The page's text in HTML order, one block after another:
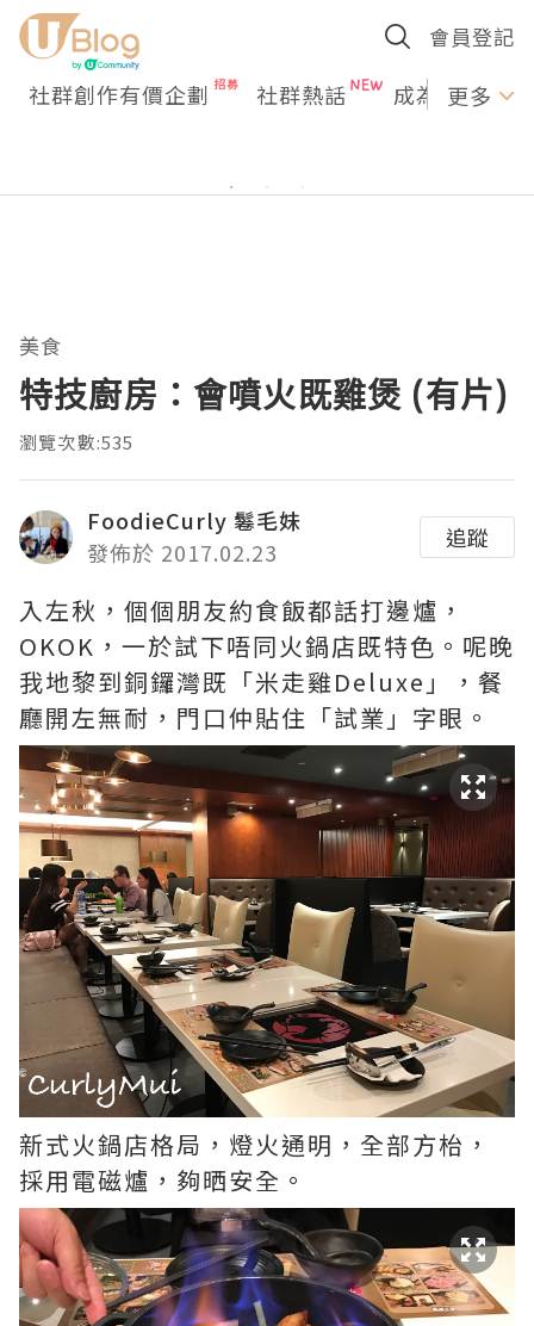
會員登記
社群創作有價企劃 社群熱話 成為U更多
美食
特技廚房：會噴火既雞煲 (有片)
瀏覽次數:535
FoodieCurly 鬈毛妹
發佈於 2017.02.23
追蹤
入左秋，個個朋友約食飯都話打邊爐，
OKOK，一於試下唔同火鍋店既特色。呢晚
我地黎到銅鑼灣既「米走雞Deluxe」，餐
廳開左無耐，門口仲貼住「試業」字眼。
新式火鍋店格局，燈火通明，全部方枱，
採用電磁爐，夠晒安全。